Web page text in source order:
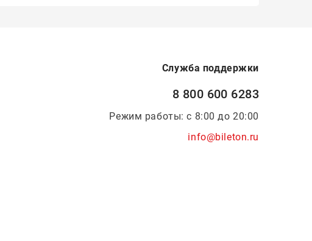
Служба поддержки
8 800 600 6283
Режим работы: с 8:00 до 20:00
info@bileton.ru